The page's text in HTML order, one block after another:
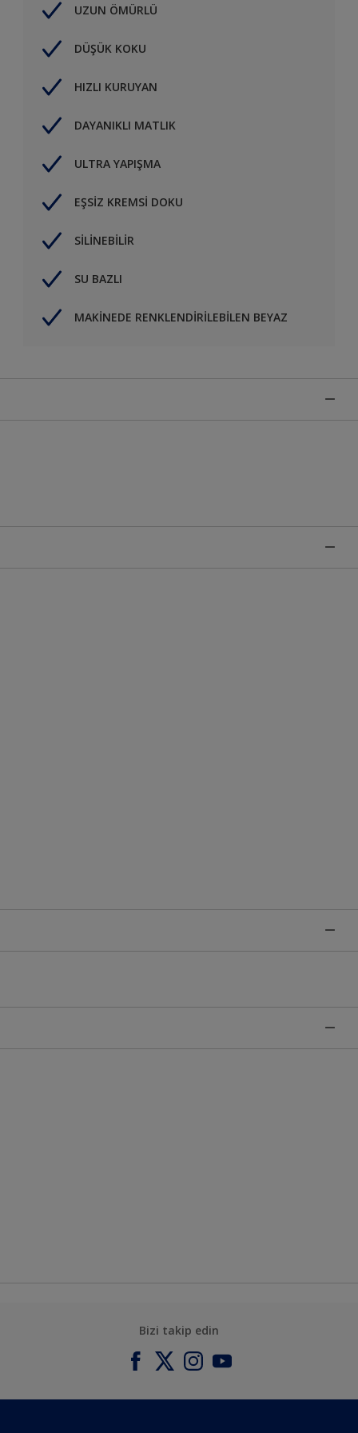
UZUN ÖMÜRLÜ
DÜŞÜK KOKU
HIZLI KURUYAN
DAYANIKLI MATLIK
ULTRA YAPIŞMA
EŞSİZ KREMSİ DOKU
SİLİNEBİLİR
SU BAZLI
MAKİNEDE RENKLENDİRİLEBİLEN BEYAZ
Bizi takip edin